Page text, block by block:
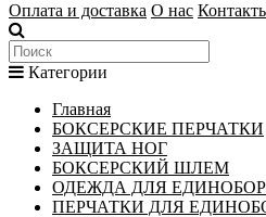
Оплата и доставка О нас
Категории
Главная
БОКСЕРСКИЕ ПЕРЧАТКИ
ЗАЩИТА НОГ
БОКСЕРСКИЙ ШЛЕМ
ОДЕЖДА ДЛЯ
ПЕРЧАТКИ ДЛЯ